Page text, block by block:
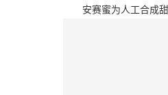
安赛蜜为人工合成